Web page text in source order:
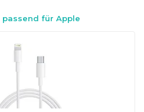
passend für Apple